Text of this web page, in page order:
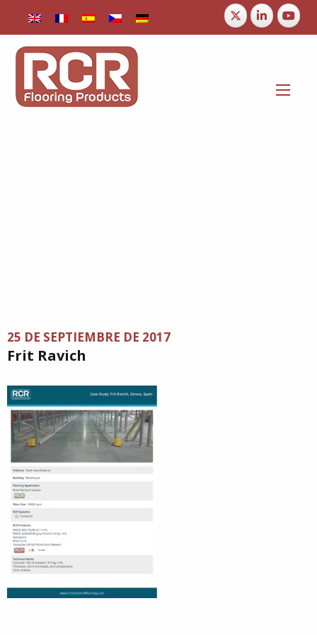
25 DE SEPTIEMBRE DE 2017
Frit Ravich